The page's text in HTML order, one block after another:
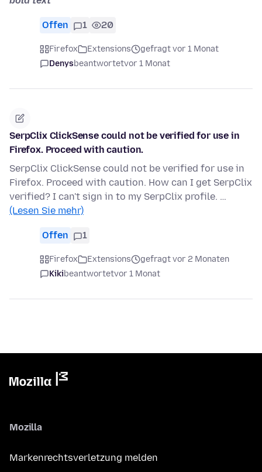
Offen 1 20
Firefox Extensions
gefragt vor 1 Monat
Denysbeantwortetvor 1 Monat
SerpClix ClickSense could not be verified for use in
Firefox. Proceed with caution.
SerpClix ClickSense could not be verified for use in
Firefox. Proceed with caution. How can I get SerpClix
verified? I can't sign in to my SerpClix profile. …
(Lesen Sie mehr)
Offen 1
Firefox Extensions
gefragt vor 2 Monaten
Kikibeantwortetvor 1 Monat
Mozilla
Markenrechtsverletzung melden